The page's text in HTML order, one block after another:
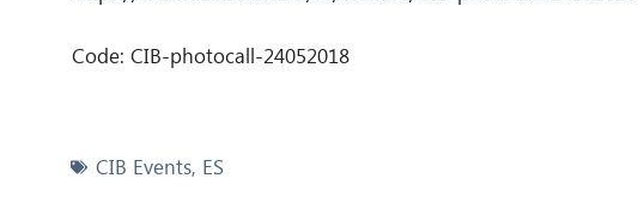
Code: CIB-photocall-24052018
CIB Events, ES